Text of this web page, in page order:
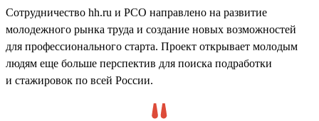
Сотрудничество hh.ru и РСО направлено на развитие
молодежного рынка труда и создание новых возможностей
для профессионального старта. Проект открывает молодым
людям еще больше перспектив для поиска подработки
и стажировок по всей России.